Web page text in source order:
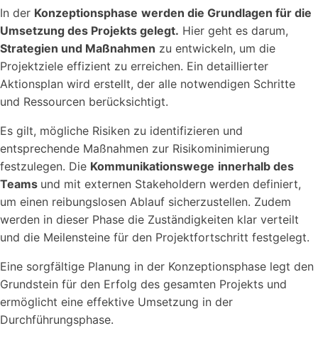
In der Konzeptionsphase werden die Grundlagen für die
Umsetzung des Projekts gelegt. Hier geht es darum,
Strategien und Maßnahmen zu entwickeln, um die
Projektziele effizient zu erreichen. Ein detaillierter
Aktionsplan wird erstellt, der alle notwendigen Schritte
und Ressourcen berücksichtigt.
Es gilt, mögliche Risiken zu identifizieren und
entsprechende Maßnahmen zur Risikominimierung
festzulegen. Die Kommunikationswege innerhalb des
Teams und mit externen Stakeholdern werden definiert,
um einen reibungslosen Ablauf sicherzustellen. Zudem
werden in dieser Phase die Zuständigkeiten klar verteilt
und die Meilensteine für den Projektfortschritt festgelegt.
Eine sorgfältige Planung in der Konzeptionsphase legt den
Grundstein für den Erfolg des gesamten Projekts und
ermöglicht eine effektive Umsetzung in der
Durchführungsphase.